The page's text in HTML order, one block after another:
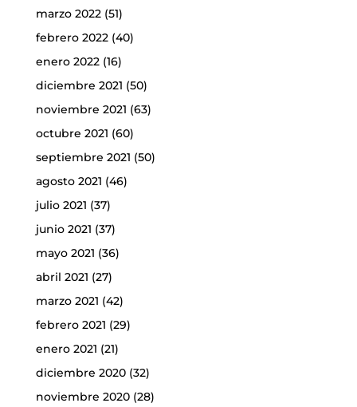
marzo 2022(51)
febrero 2022(40)
enero 2022(16)
diciembre 2021 (50)
noviembre 2021 (63)
octubre 2021 (60)
septiembre 2021 (50)
agosto 2021 (46)
julio 2021 (37)
junio 2021 (37)
mayo 2021 (36)
abril 2021 (27)
marzo 2021 (42)
febrero 2021 (29)
enero 2021 (21)
diciembre 2020(32)
noviembre 2020(28)